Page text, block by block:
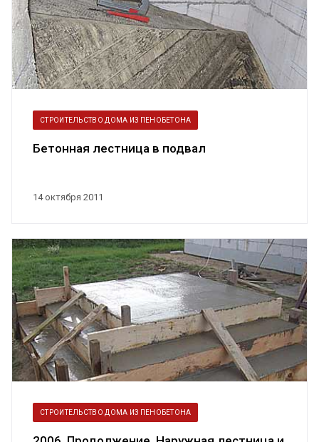
14 октября 2011
СТРОИТЕЛЬСТВО ДОМА ИЗ ПЕНОБЕТОНА
Бетонная лестница в подвал
СТРОИТЕЛЬСТВО ДОМА ИЗ ПЕНОБЕТОНА